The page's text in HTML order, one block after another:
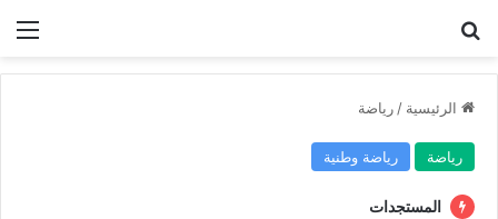
الرئيسية / رياضة
رياضة رياضة وطنية
المستجدات